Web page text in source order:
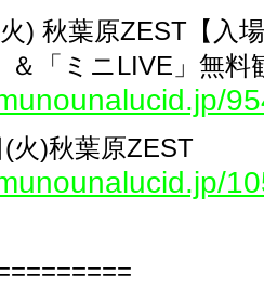
) 秋葉原ZEST【入
＆「ミニLIVE」無料
火)秋葉原ZEST